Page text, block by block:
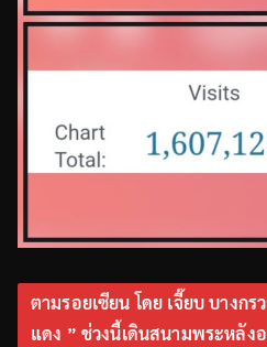
ตามรอยเซียน โดย เจี๊ยบ บางก
แดง ” ช่วงนี้เดินสนามพระหลั